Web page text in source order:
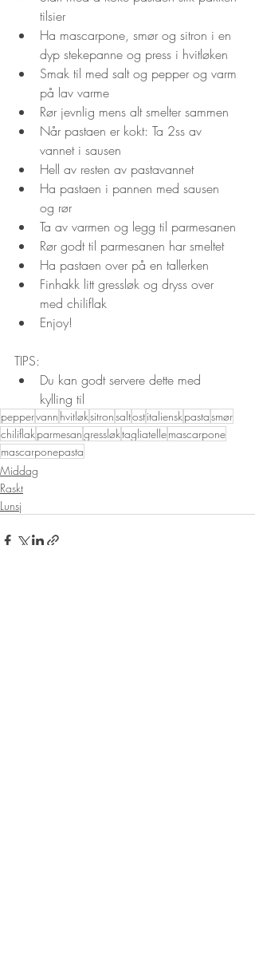
tilsier
Ha mascarpone, smør og sitron i en
dyp stekepanne og press i hvitløken
Smak til med salt og pepper og varm
på lav varme
Rør jevnlig mens alt smelter sammen
Når pastaen er kokt: Ta 2ss av
vannet i sausen
Hell av resten av pastavannet
Ha pastaen i pannen med sausen
og rør
Ta av varmen og legg til parmesanen
Rør godt til parmesanen har smeltet
Ha pastaen over på en tallerken
Finhakk litt gressløk og dryss over
med chiliflak
Enjoy!
TIPS:
Du kan godt servere dette med
kylling til
peppervann hvitløksitronsaltostitalienskpastasmør
chiliflakparmesangressløktagliatellemascarpone
mascarponepasta
Middag
Raskt
Lunsj